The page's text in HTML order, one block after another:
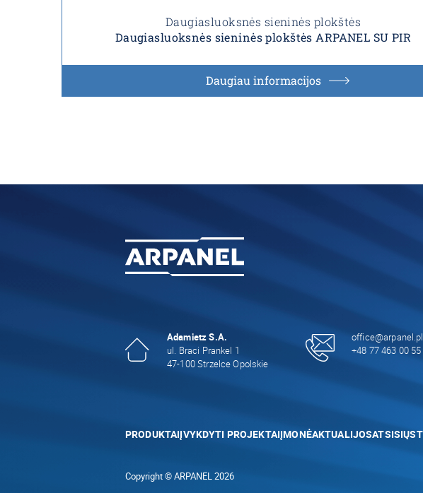
Daugiasluoksnės sieninės plokštės
Daugiasluoksnės sieninės plokštės ARPANEL SU PIR
Daugiau informacijos
Adamietz S.A.
ul. Braci Prankel 1
47-100 Strzelce Opolskie
office@arpanel.pl
+48 77 463 00 55
PRODUKTAIĮVYKDYTI PROJEKTAIĮMONĖAKTUALIJOS
Copyright © ARPANEL 2026